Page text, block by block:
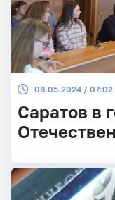
08.05.2024 / 07:02
Саратов в